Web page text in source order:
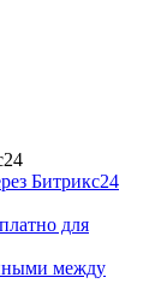
Битрикс24
для
между